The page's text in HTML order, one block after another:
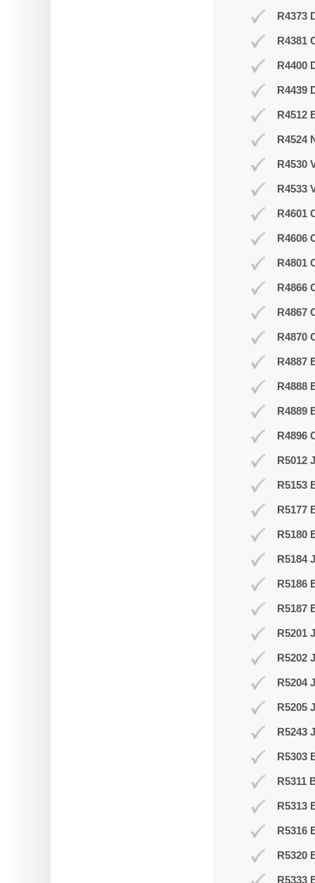
R4373
R4381
R4400
R4439
R4512
R4524
R4530
R4533
R4601
R4606
R4801
R4866
R4867
R4870
R4887
R4888
R4889
R4896
R5012
R5153
R5177
R5180
R5184
R5186
R5187
R5201
R5202
R5204
R5205
R5243
R5303
R5311
R5313
R5316
R5320
R5333